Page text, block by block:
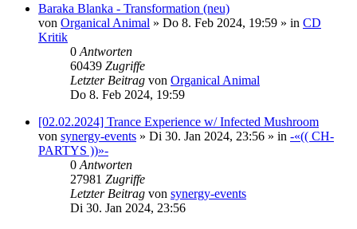
Baraka Blanka - Transformation (neu)
von Organical Animal » Do 8. Feb 2024, 19:59 » in CD
Kritik
0 Antworten
60439 Zugriffe
Letzter Beitrag von Organical Animal
Do 8. Feb 2024, 19:59
[02.02.2024] Trance Experience w/ Infected Mushroom
von synergy-events » Di 30. Jan 2024, 23:56 » in -«(( CH-
PARTYS ))»-
0 Antworten
27981 Zugriffe
Letzter Beitrag von synergy-events
Di 30. Jan 2024, 23:56